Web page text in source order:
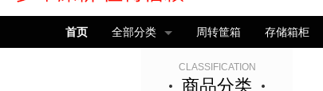
首页 全部分类 周转筐箱 存储箱柜
CLASSIFICATION
商品分类